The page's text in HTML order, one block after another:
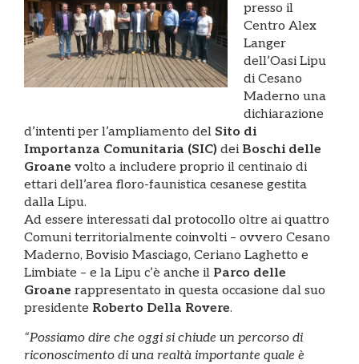
presso il
Centro Alex
Langer
dell’Oasi Lipu
di Cesano
Maderno una
dichiarazione
d’intenti per l’ampliamento del Sito di
Importanza Comunitaria (SIC) dei Boschi delle
Groane volto a includere proprio il centinaio di
ettari dell’area floro-faunistica cesanese gestita
dalla Lipu.
Ad essere interessati dal protocollo oltre ai quattro
Comuni territorialmente coinvolti – ovvero Cesano
Maderno, Bovisio Masciago, Ceriano Laghetto e
Limbiate – e la Lipu c’è anche il Parco delle
Groane rappresentato in questa occasione dal suo
presidente Roberto Della Rovere.
“Possiamo dire che oggi si chiude un percorso di
riconoscimento di una realtà importante quale è